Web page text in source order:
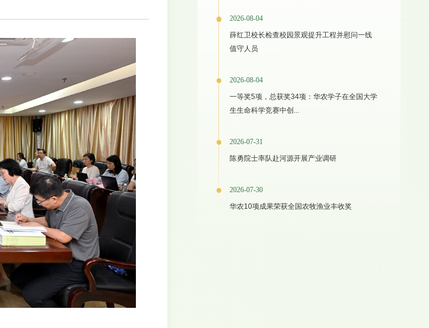
2026-08-04
薛红卫校长检查校园景观提升工程并慰问一线
值守人员
2026-08-04
一等奖5项，总获奖34项：华农学子在全国大学
生生命科学竞赛中创...
2026-07-31
陈勇院士率队赴河源开展产业调研
2026-07-30
华农10项成果荣获全国农牧渔业丰收奖